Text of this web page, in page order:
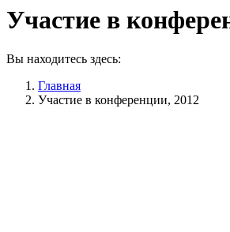
Участие в
Вы находитесь здесь:
Главная
Участие в конференции, 2012